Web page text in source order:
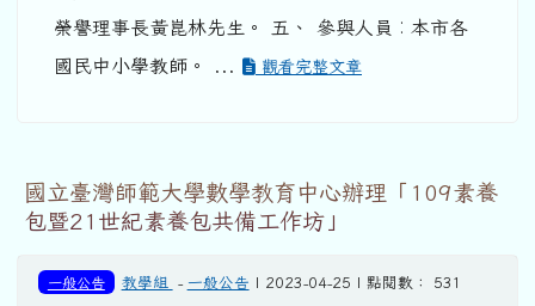
榮譽理事長黃崑林先生。 五、 參與人員︰本市各
國民中小學教師。 ...
觀看完整文章
國立臺灣師範大學數學教育中心辦理「109素養
包暨21世紀素養包共備工作坊」
一般公告 教學組 - 一般公告 | 2023-04-25 | 點閱數： 531